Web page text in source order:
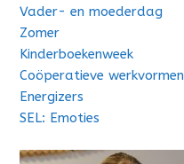
Vader- en moederdag
Zomer
Kinderboekenweek
Coöperatieve werkvormen
Energizers
SEL: Emoties